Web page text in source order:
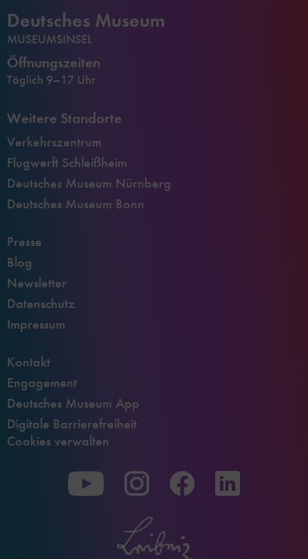
Deutsches Museum
MUSEUMSINSEL
Öffnungszeiten
Täglich 9–17 Uhr
Weitere Standorte
Verkehrszentrum
Flugwerft Schleißheim
Deutsches Museum Nürnberg
Deutsches Museum Bonn
Presse
Blog
Newsletter
Datenschutz
Impressum
Kontakt
Engagement
Deutsches Museum App
Digitale Barrierefreiheit
Cookies verwalten
Zu
unserer
Youtube-
Seite
Zu
unserer
Instagram-
Seite
Zu
unserer